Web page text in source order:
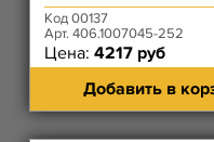
Код 00137
Арт. 406.1007045-252
Цена: 4217 руб
Добавить в